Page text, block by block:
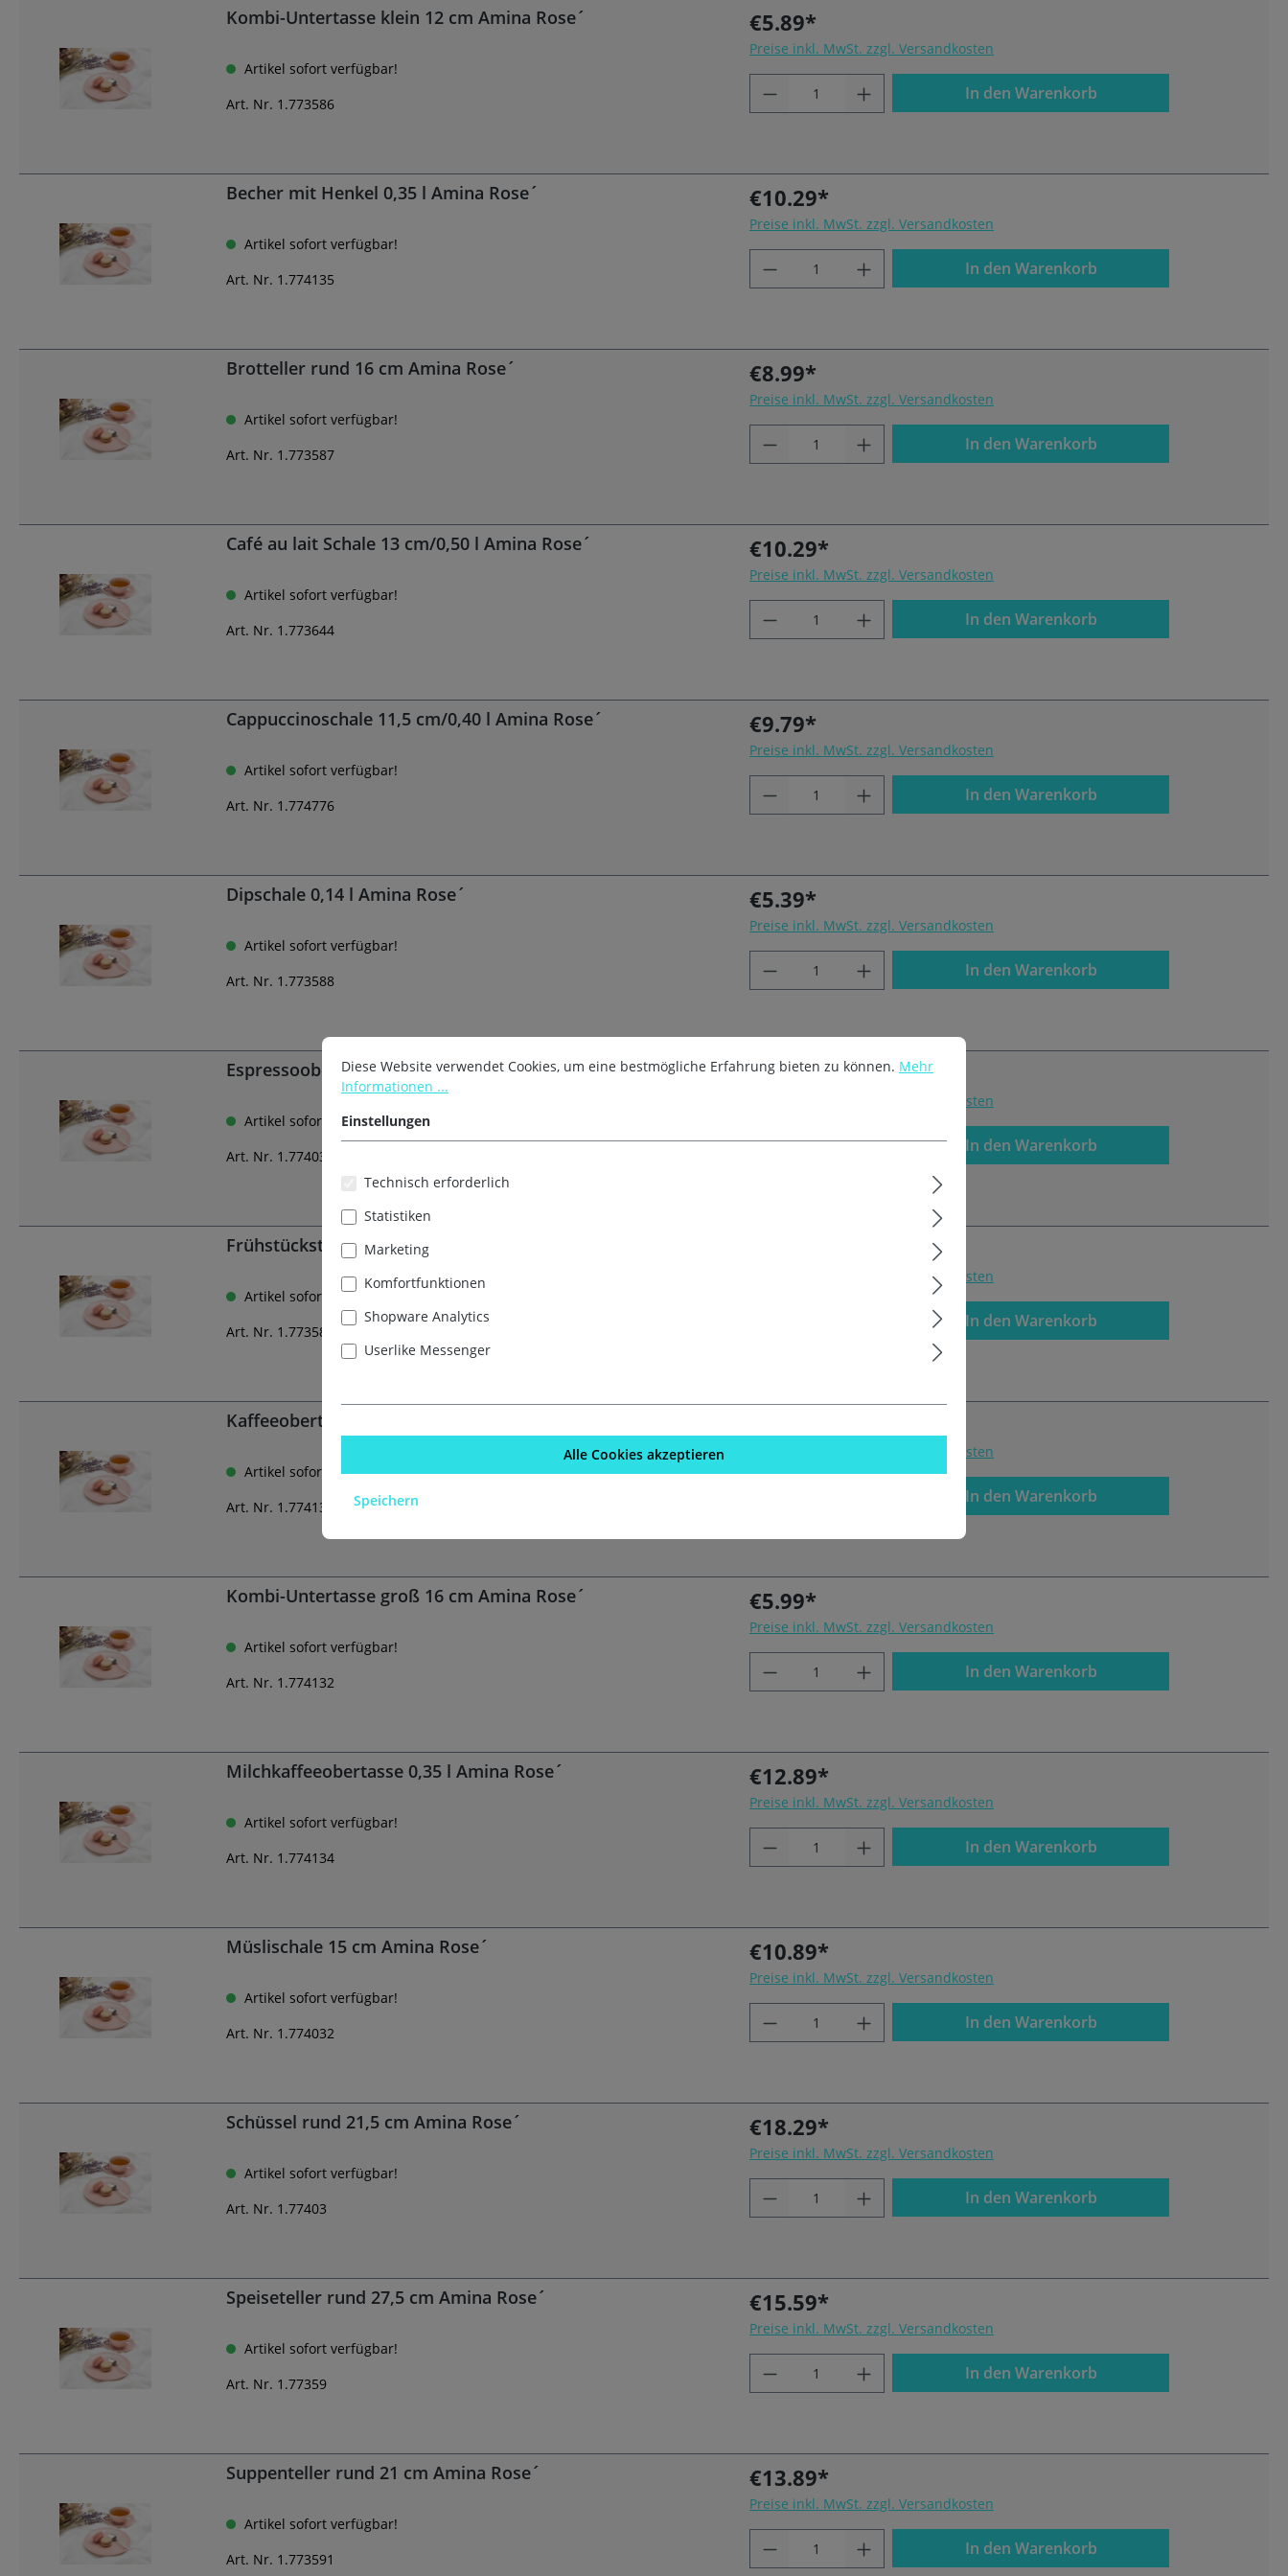
Kombi-Untertasse klein 12 cm Amina Rose´
Artikel sofort verfügbar!
Art. Nr. 1.773586
€5.89*
Preise inkl. MwSt. zzgl. Versandkosten
In den Warenkorb
Becher mit Henkel 0,35 l Amina Rose´
Artikel sofort verfügbar!
Art. Nr. 1.774135
€10.29*
Preise inkl. MwSt. zzgl. Versandkosten
In den Warenkorb
Brotteller rund 16 cm Amina Rose´
Artikel sofort verfügbar!
Art. Nr. 1.773587
€8.99*
Preise inkl. MwSt. zzgl. Versandkosten
In den Warenkorb
Café au lait Schale 13 cm/0,50 l Amina Rose´
Artikel sofort verfügbar!
Art. Nr. 1.773644
€10.29*
Preise inkl. MwSt. zzgl. Versandkosten
In den Warenkorb
Cappuccinoschale 11,5 cm/0,40 l Amina Rose´
Artikel sofort verfügbar!
Art. Nr. 1.774776
€9.79*
Preise inkl. MwSt. zzgl. Versandkosten
In den Warenkorb
Dipschale 0,14 l Amina Rose´
Artikel sofort verfügbar!
Art. Nr. 1.773588
€5.39*
Preise inkl. MwSt. zzgl. Versandkosten
In den Warenkorb
Espressoobertasse 0,10 l Amina Rose´
Artikel sofort verfügbar!
Art. Nr. 1.774031
€7.99*
Preise inkl. MwSt. zzgl. Versandkosten
In den Warenkorb
Frühstücksteller rund 22,5 cm Amina Rose´
Artikel sofort verfügbar!
Art. Nr. 1.773589
Preise inkl. MwSt. zzgl. Versandkosten
In den Warenkorb
Kaffeeobertasse 0,25 l Amina Rose´
Artikel sofort verfügbar!
Art. Nr. 1.774133
Preise inkl. MwSt. zzgl. Versandkosten
In den Warenkorb
Kombi-Untertasse groß 16 cm Amina Rose´
Artikel sofort verfügbar!
Art. Nr. 1.774132
€5.99*
Preise inkl. MwSt. zzgl. Versandkosten
In den Warenkorb
Milchkaffeeobertasse 0,35 l Amina Rose´
Artikel sofort verfügbar!
Art. Nr. 1.774134
€12.89*
Preise inkl. MwSt. zzgl. Versandkosten
In den Warenkorb
Müslischale 15 cm Amina Rose´
Artikel sofort verfügbar!
Art. Nr. 1.774032
€10.89*
Preise inkl. MwSt. zzgl. Versandkosten
In den Warenkorb
Schüssel rund 21,5 cm Amina Rose´
Artikel sofort verfügbar!
Art. Nr. 1.77403
€18.29*
Preise inkl. MwSt. zzgl. Versandkosten
In den Warenkorb
Speiseteller rund 27,5 cm Amina Rose´
Artikel sofort verfügbar!
Art. Nr. 1.77359
€15.59*
Preise inkl. MwSt. zzgl. Versandkosten
In den Warenkorb
Suppenteller rund 21 cm Amina Rose´
Artikel sofort verfügbar!
Art. Nr. 1.773591
€13.89*
Preise inkl. MwSt. zzgl. Versandkosten
In den Warenkorb
Diese Website verwendet Cookies, um eine bestmögliche Erfahrung bieten zu können. Mehr
Informationen ...
Einstellungen
Technisch erforderlich
Statistiken
Marketing
Komfortfunktionen
Shopware Analytics
Userlike Messenger
Alle Cookies akzeptieren
Speichern